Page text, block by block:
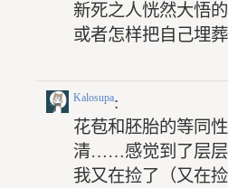
新死之人恍然大悟
或者怎样把自己埋
Kalosupa:
花苞和胚胎的等同
清……感觉到了层层
我又在捡了（又在